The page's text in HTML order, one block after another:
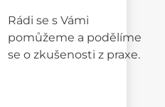
Rádi se s Vámi
pomůžeme a podělíme
se o zkušenosti z praxe.